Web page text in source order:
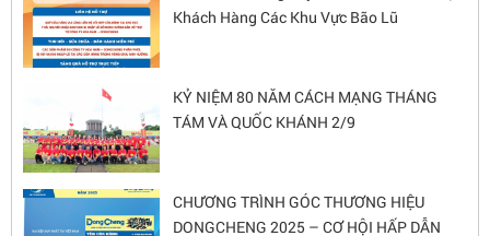
Khách Hàng Các Khu Vực Bão Lũ
KỶ NIỆM 80 NĂM CÁCH MẠNG THÁNG
TÁM VÀ QUỐC KHÁNH 2/9
CHƯƠNG TRÌNH GÓC THƯƠNG HIỆU
DONGCHENG 2025 – CƠ HỘI HẤP DẪN